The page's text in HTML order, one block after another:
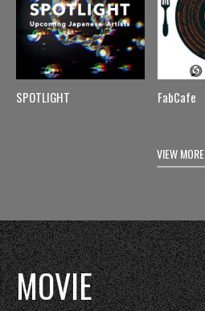
SPOTLIGHT FabCafe
VIEW MORE
MOVIE